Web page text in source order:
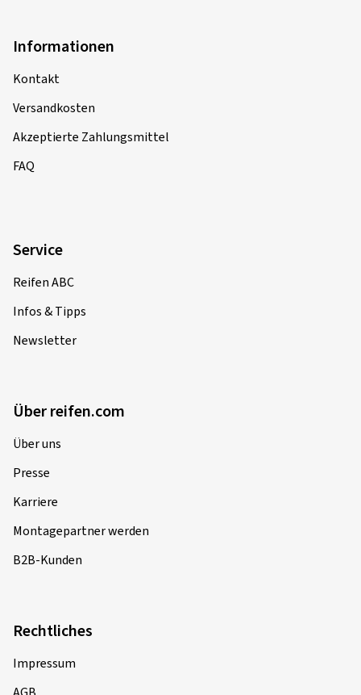
Informationen
Kontakt
Versandkosten
Akzeptierte Zahlungsmittel
FAQ
Service
Reifen ABC
Infos & Tipps
Newsletter
Über reifen.com
Über uns
Presse
Karriere
Montagepartner werden
B2B-Kunden
Rechtliches
Impressum